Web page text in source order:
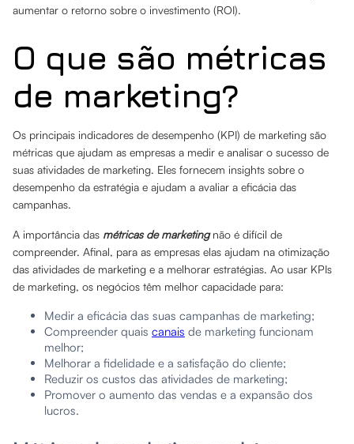
aumentar o retorno sobre o investimento (ROI).
O que são métricas
de marketing?
Os principais indicadores de desempenho (KPI) de marketing são
métricas que ajudam as empresas a medir e analisar o sucesso de
suas atividades de marketing. Eles fornecem insights sobre o
desempenho da estratégia e ajudam a avaliar a eficácia das
campanhas.
A importância das métricas de marketingnão é difícil de
compreender. Afinal, para as empresas elas ajudam na otimização
das atividades de marketing e a melhorar estratégias. Ao usar KPIs
de marketing, os negócios têm melhor capacidade para:
Medir a eficácia das suas campanhas de marketing;
Compreender quais canais de marketing funcionam
melhor;
Melhorar a fidelidade e a satisfação do cliente;
Reduzir os custos das atividades de marketing;
Promover o aumento das vendas e a expansão dos
lucros.